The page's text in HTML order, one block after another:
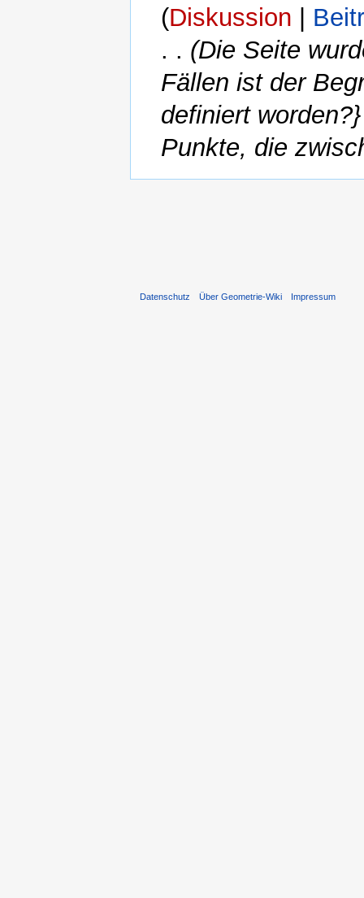
(Diskussion
. . (Die Seite
Fällen ist der
definiert
Punkte, die
Datenschutz Über Geometrie-Wiki Impressum